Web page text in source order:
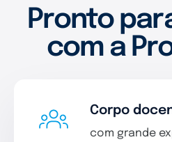
Pronto
com a
Corpo
com grande